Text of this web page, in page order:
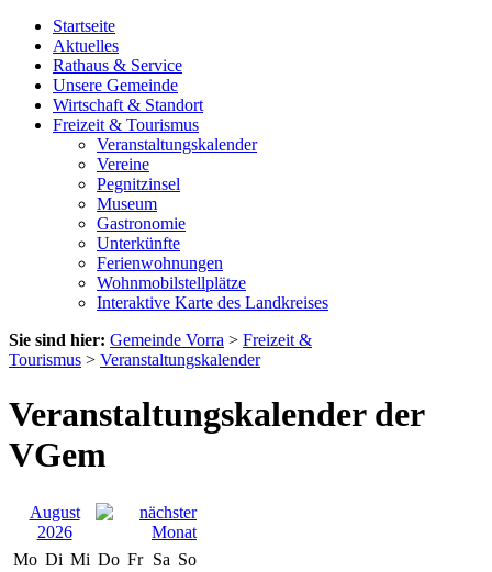
Startseite
Aktuelles
Rathaus & Service
Unsere Gemeinde
Wirtschaft & Standort
Freizeit & Tourismus
Veranstaltungskalender
Vereine
Pegnitzinsel
Museum
Gastronomie
Unterkünfte
Ferienwohnungen
Wohnmobilstellplätze
Interaktive Karte des Landkreises
Sie sind hier: Gemeinde Vorra > Freizeit &
Tourismus > Veranstaltungskalender
Veranstaltungskalender der
VGem
August
2026
Mo Di Mi Do Fr Sa So